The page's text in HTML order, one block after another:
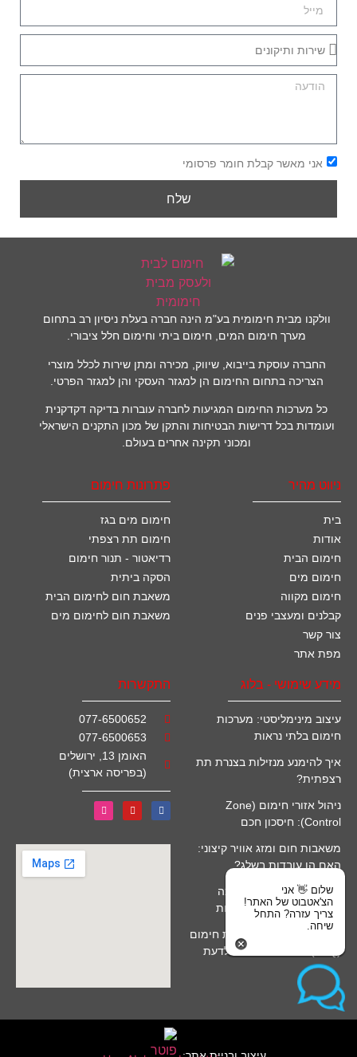
אני מאשר קבלת חומר פרסומי
שלח
וולקנו מבית חימומית בע"מ הינה חברה בעלת ניסיון רב בתחום
מערך חימום המים, חימום ביתי וחימום חלל ציבורי.
החברה עוסקת בייבוא, שיווק, מכירה ומתן שירות לכלל מוצרי
הצריכה בתחום החימום הן למגזר העסקי והן למגזר הפרטי.
כל מערכות החימום המגיעות לחברה עוברות בדיקה דקדקנית
ועומדות בכל דרישות הבטיחות והתקן של מכון התקנים הישראלי
ומכוני תקינה אחרים בעולם.
ניווט מהיר
בית
אודות
חימום הבית
חימום מים
חימום מקווה
קבלנים ומעצבי פנים
צור קשר
מפת אתר
פתרונות חימום
חימום מים בגז
חימום תת רצפתי
רדיאטור - תנור חימום
הסקה ביתית
משאבת חום לחימום הבית
משאבת חום לחימום מים
מידע שימושי - בלוג
עיצוב מינימליסטי: מערכות
חימום בלתי נראות
איך להימנע מנזילות בצנרת תת
רצפתית?
ניהול אזורי חימום (Zone
Control): חיסכון חכם
משאבות חום ומזג אוויר קיצוני:
האם הן עובדות בשלג?
חימום מים סולארי לבריכה
(קולטים): יתרונות ומגבלות
שאלות נפוצות על התקנת חימום
התקשרות
077-6500652
077-6500653
האומן 13, ירושלים
(בפריסה ארצית)
שלום 👋 אני
הצ'אטבוט של האתר!
צריך עזרה? התחל
שיחה.